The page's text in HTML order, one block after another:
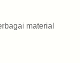
material